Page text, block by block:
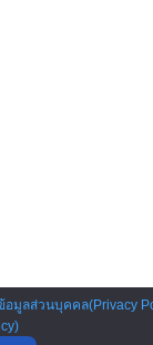
อมูลส่วนบุคคล(Privacy